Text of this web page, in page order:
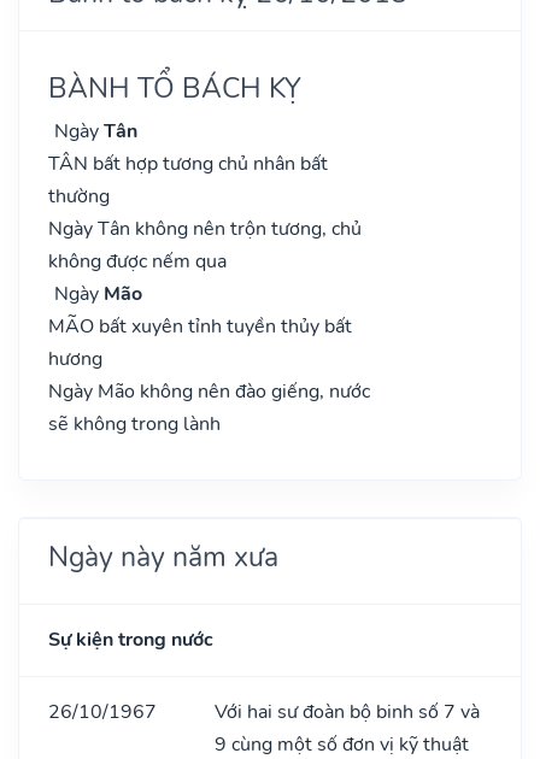
BÀNH TỔ BÁCH KỴ
NgàyTân
TÂN bất hợp tương chủ nhân bất
thường
Ngày Tân không nên trộn tương, chủ
không được nếm qua
Ngày Mão
MÃO bất xuyên tỉnh tuyền thủy bất
hương
Ngày Mão không nên đào giếng, nước
sẽ không trong lành
Ngày này năm xưa
Sự kiện trong nước
26/10/1967
Với hai sư đoàn bộ binh số 7 và
9 cùng một số đơn vị kỹ thuật